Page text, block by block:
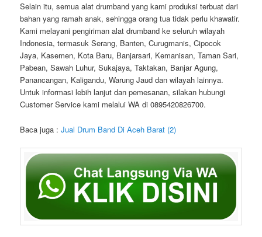
Selain itu, semua alat drumband yang kami produksi terbuat dari
bahan yang ramah anak, sehingga orang tua tidak perlu khawatir.
Kami melayani pengiriman alat drumband ke seluruh wilayah
Indonesia, termasuk Serang, Banten, Curugmanis, Cipocok
Jaya, Kasemen, Kota Baru, Banjarsari, Kemanisan, Taman Sari,
Pabean, Sawah Luhur, Sukajaya, Taktakan, Banjar Agung,
Panancangan, Kaligandu, Warung Jaud dan wilayah lainnya.
Untuk informasi lebih lanjut dan pemesanan, silakan hubungi
Customer Service kami melalui WA di 0895420826700.
Baca juga :Jual Drum Band Di Aceh Barat (2)